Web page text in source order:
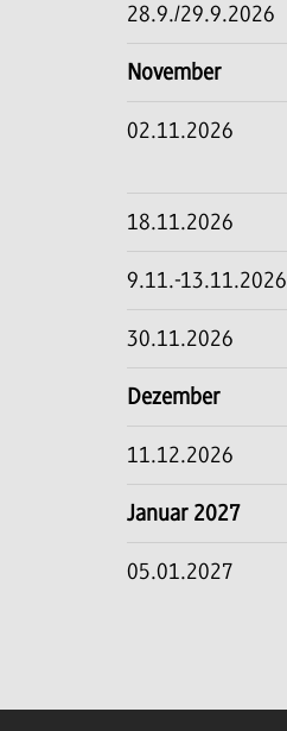
28.9./29.9.2026
November
02.11.2026
18.11.2026
9.11.-13.11.2026
30.11.2026
Dezember
11.12.2026
Januar 2027
05.01.2027